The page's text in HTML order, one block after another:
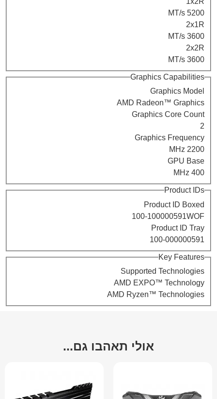
5200 MT/s
2x1R
3600 MT/s
2x2R
3600 MT/s
Graphics Capabilities
Graphics Model
AMD Radeon™ Graphics
Graphics Core Count
2
Graphics Frequency
2200 MHz
GPU Base
400 MHz
Product IDs
Product ID Boxed
100-100000591WOF
Product ID Tray
100-000000591
Key Features
Supported Technologies
AMD EXPO™ Technology
AMD Ryzen™ Technologies
אולי תאהבו גם...